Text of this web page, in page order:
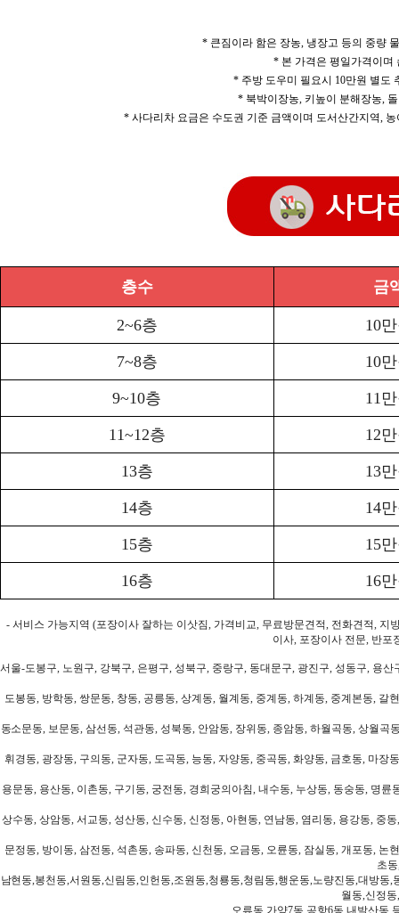
* 큰짐이라 함은 장농, 냉장고 등의 중량
* 본 가격은 평일가격이며
* 주방 도우미 필요시 10만원 별도
* 북박이장농, 키높이 분해장농,
* 사다리차 요금은 수도권 기준 금액이며 도서산간지역,
층수 금
2~6층 10
7~8층 10
9~10층 11
11~12층 12
13층 13
14층 14
15층 15
16층 16
- 서비스 가능지역 (포장이사 잘하는 이삿짐, 가격비교, 무료방문견적, 전화견적,
이사, 포장이사 전문, 반포
서울-도봉구, 노원구, 강북구, 은평구, 성북구, 중랑구, 동대문구, 광진구, 성동구, 용
도봉동, 방학동, 쌍문동, 창동, 공릉동, 상계동, 월계동, 중계동, 하계동, 중계본동,
동소문동, 보문동, 삼선동, 석관동, 성북동, 안암동, 장위동, 종암동, 하월곡동, 상월
휘경동, 광장동, 구의동, 군자동, 도곡동, 능동, 자양동, 중곡동, 화양동, 금호동, 마
용문동, 용산동, 이촌동, 구기동, 궁전동, 경희궁의아침, 내수동, 누상동, 동숭동, 명
상수동, 상암동, 서교동, 성산동, 신수동, 신정동, 아현동, 연남동, 염리동, 용강동, 중
문정동, 방이동, 삼전동, 석촌동, 송파동, 신천동, 오금동, 오륜동, 잠실동, 개포동,
초
남현동,봉천동,서원동,신림동,인헌동,조원동,청룡동,청림동,행운동,노량진동,대방
월동,신정
오류동,가양7동,공항6동,내발산동,